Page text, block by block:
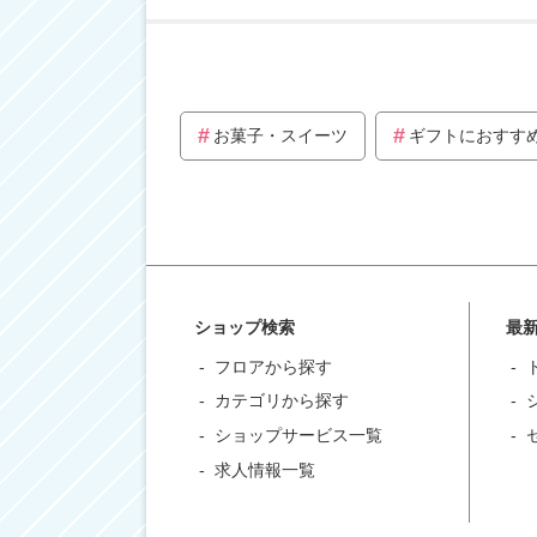
お菓子・スイーツ ギフトにおすす
ショップ検索
フロアから探す
カテゴリから探す
ショップサービス一覧
求人情報一覧
最